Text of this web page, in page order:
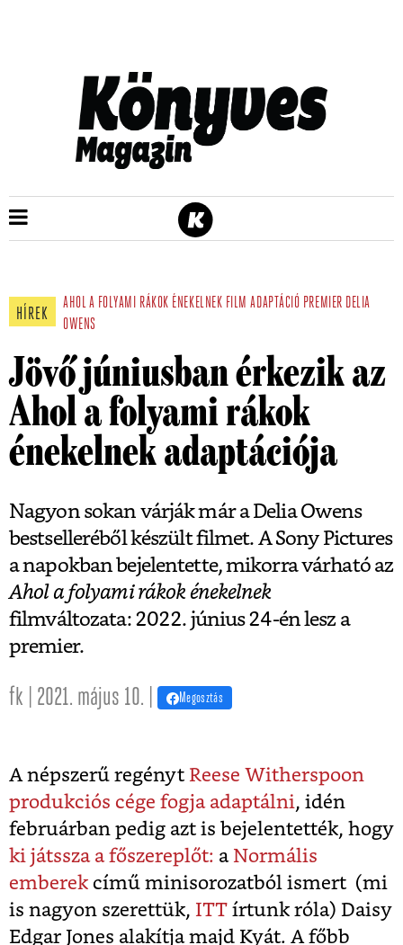
HÍREK
AHOL A FOLYAMI RÁKOK ÉNEKELNEK FILM ADAPTÁCIÓ PREMIER DELIA
OWENS
Jövő júniusban érkezik az
Ahol a folyami rákok
énekelnek adaptációja
Nagyon sokan várják már a Delia Owens
bestselleréből készült filmet. A Sony Pictures
a napokban bejelentette, mikorra várható az
Ahol a folyami rákok énekelnek
filmváltozata: 2022. június 24-én lesz a
premier.
fk | 2021. május 10. | Megosztás
A népszerű regényt Reese Witherspoon
produkciós cége fogja adaptálni, idén
februárban pedig azt is bejelentették, hogy
ki játssza a főszereplőt: a Normális
emberek című minisorozatból ismert (mi
is nagyon szerettük, ITT írtunk róla) Daisy
Edgar Jones alakítja majd Kyát. A főbb